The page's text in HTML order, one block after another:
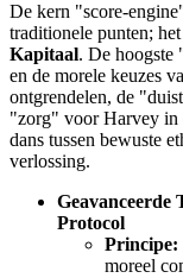
De kern "score-
traditionele punten;
Kapitaal. De hoogste
en de morele keuzes
ontgrendelen, de
"zorg" voor Harvey in
dans tussen bewuste
verlossing.
Geavanceerde
Protocol
Principe:
moreel